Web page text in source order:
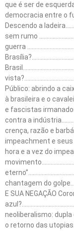
que é ser de
democracia entre o
Descendo a
sem rumo
guerra
Público: abrindo a
à brasileira e o
e fascistas
contra a
crença, razão e
impeachment e
hora e a vez do
chantagem do
E SUA NEGAÇÃO
neoliberalismo:
o retorno das